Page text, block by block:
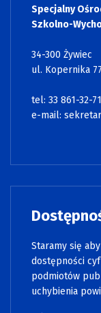
Specjalny
Szkolno-
34-300 Żywiec
ul. Kopernika 77
tel: 33 861-32-71
e-mail:
Staramy się
dostępności
podmiotów
uchybienia